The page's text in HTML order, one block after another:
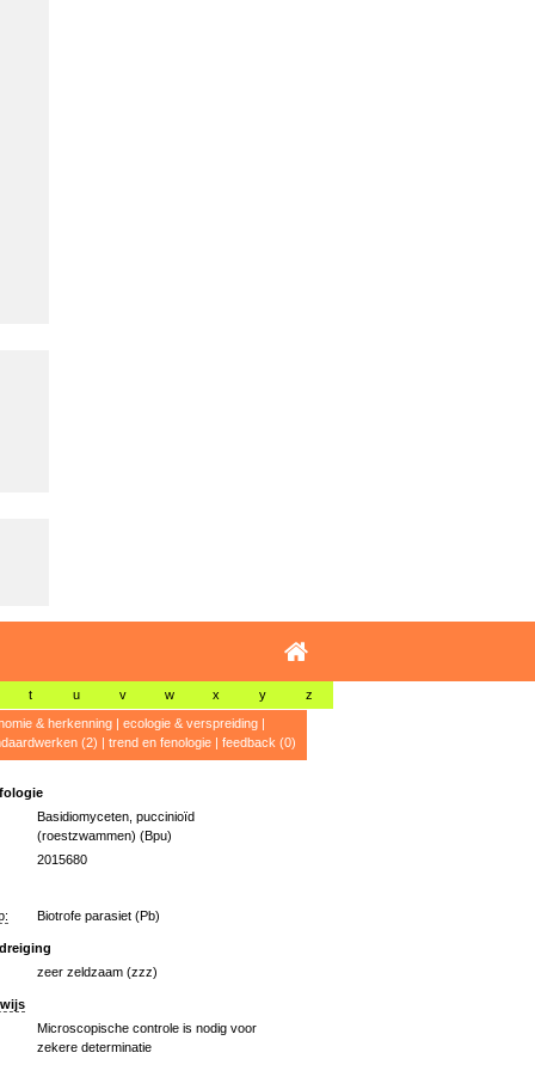
t u v w x y z
& herkenning| ecologie & verspreiding|
(2) | trend en fenologie| feedback (0)
Basidiomyceten, puccinioïd
(roestzwammen) (Bpu)
2015680
Biotrofe parasiet (Pb)
zeer zeldzaam (zzz)
Microscopische controle is nodig voor
zekere determinatie